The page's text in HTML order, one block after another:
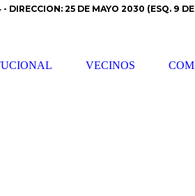
25 DE MAYO 2030 (ESQ. 9
VECINOS